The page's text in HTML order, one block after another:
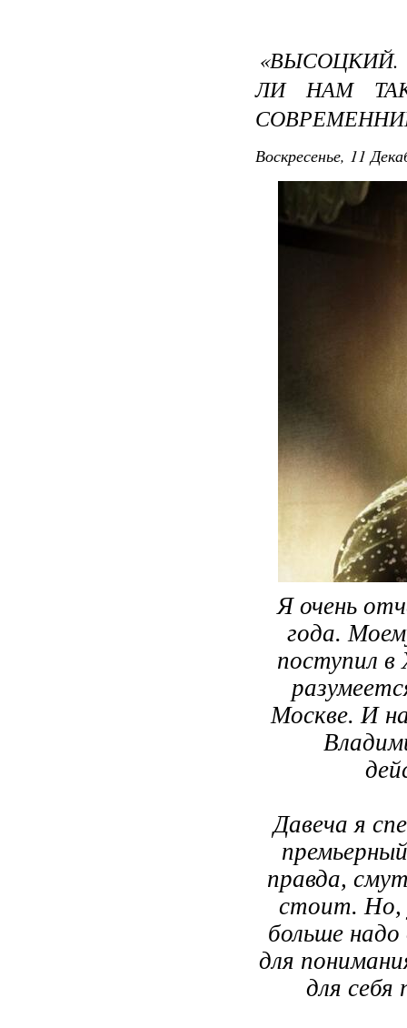
ЛИ НАМ
Воскресенье, 11
Я очень
года.
поступил в
Москве. И
Давеча я
правда,
стоит. Но,
больше
для
для